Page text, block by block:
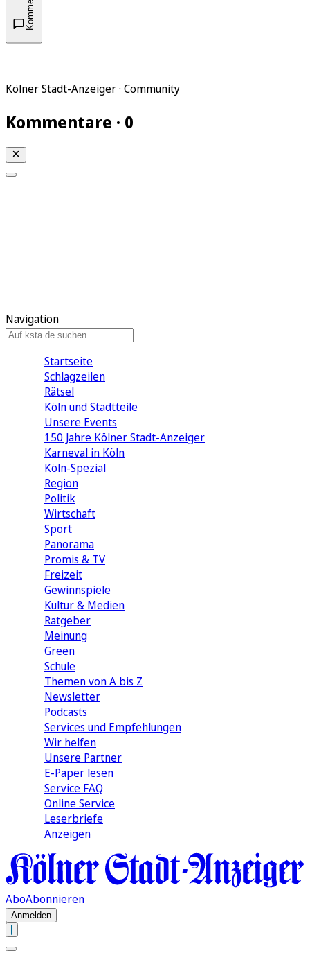
Kölner Stadt-Anzeiger · Community
Kommentare · 0
Navigation
Startseite
Schlagzeilen
Rätsel
Köln und Stadtteile
Unsere Events
150 Jahre Kölner Stadt-Anzeiger
Karneval in Köln
Köln-Spezial
Region
Politik
Wirtschaft
Sport
Panorama
Promis & TV
Freizeit
Gewinnspiele
Kultur & Medien
Ratgeber
Meinung
Green
Schule
Themen von A bis Z
Newsletter
Podcasts
Services und Empfehlungen
Wir helfen
Unsere Partner
E-Paper lesen
Service FAQ
Online Service
Leserbriefe
Anzeigen
AboAbonnieren
Anmelden